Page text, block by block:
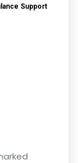
Support